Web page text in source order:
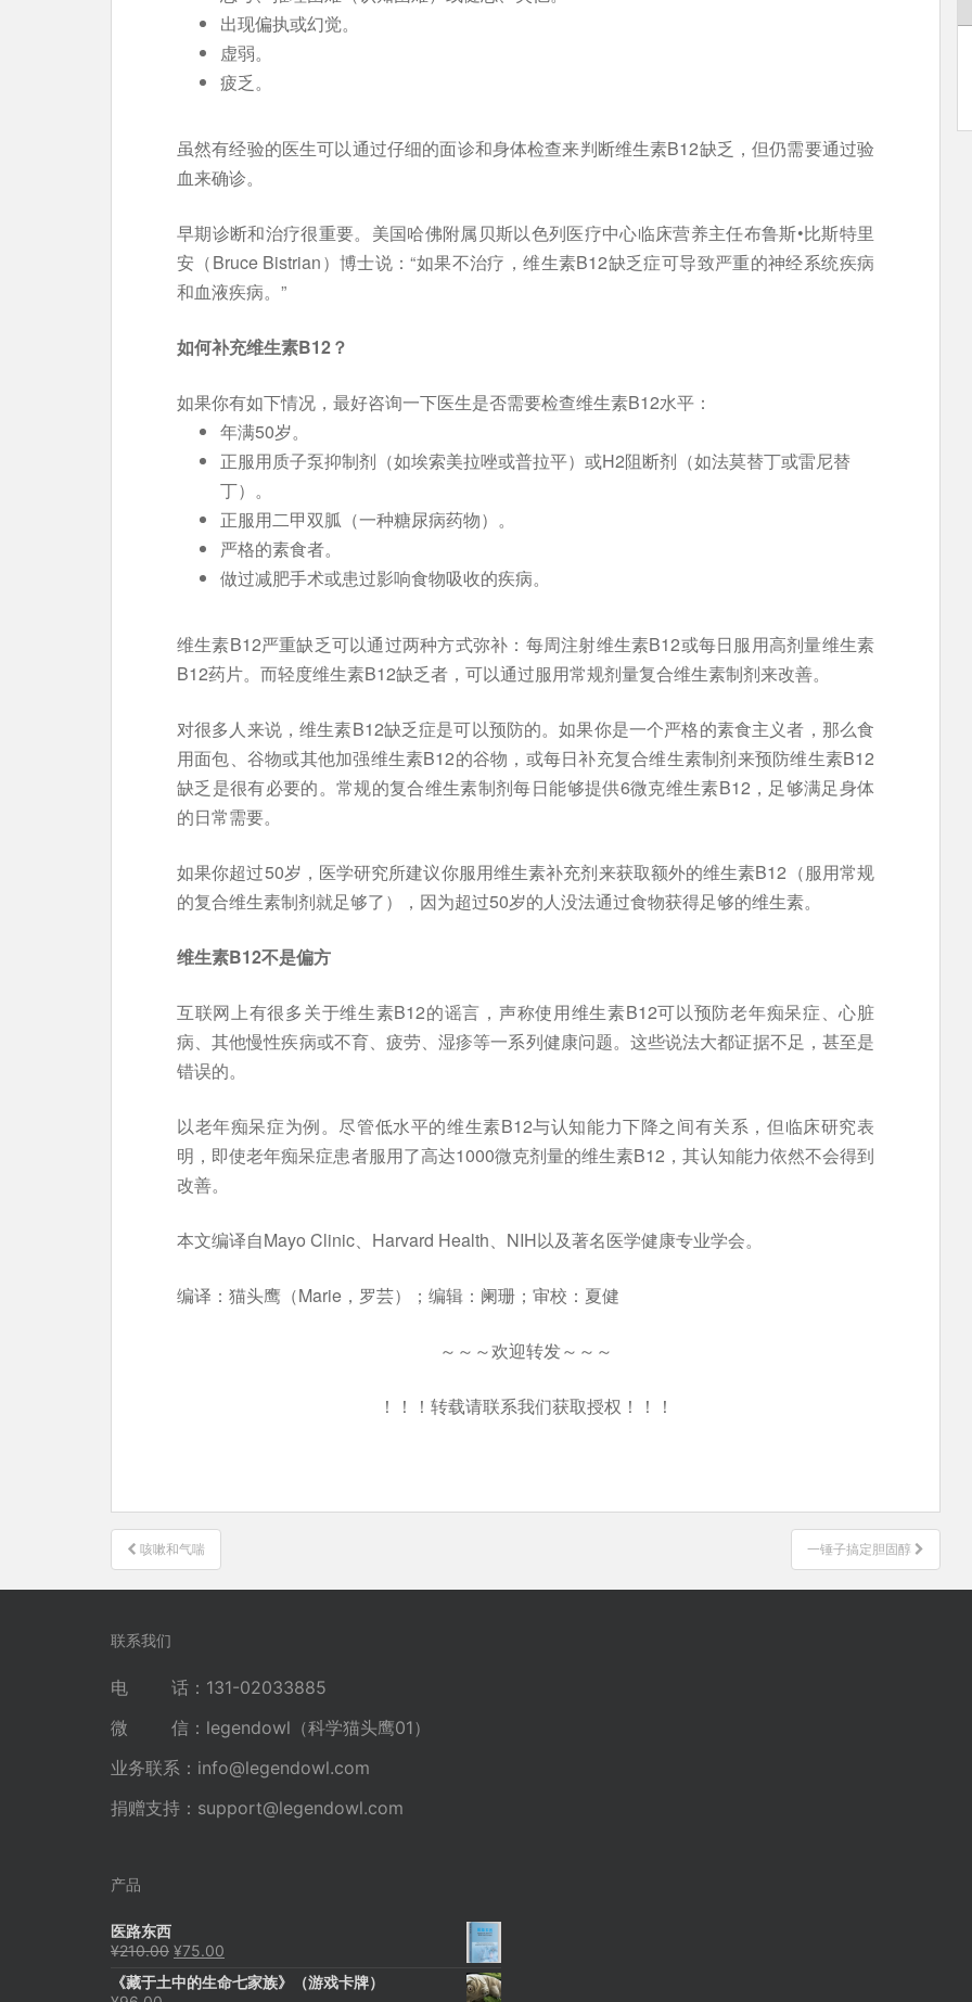
出现偏执或幻觉。
虚弱。
疲乏。
虽然有经验的医生可以通过仔细的面诊和身体检查来判断维生素B12缺乏，但仍需要通过验
血来确诊。
早期诊断和治疗很重要。美国哈佛附属贝斯以色列医疗中心临床营养主任布鲁斯•比斯特里
安（Bruce Bistrian）博士说：“如果不治疗，维生素B12缺乏症可导致严重的神经系统疾病
和血液疾病。”
如何补充维生素B12？
如果你有如下情况，最好咨询一下医生是否需要检查维生素B12水平：
年满50岁。
正服用质子泵抑制剂（如埃索美拉唑或普拉平）或H2阻断剂（如法莫替丁或雷尼替
丁）。
正服用二甲双胍（一种糖尿病药物）。
严格的素食者。
做过减肥手术或患过影响食物吸收的疾病。
维生素B12严重缺乏可以通过两种方式弥补：每周注射维生素B12或每日服用高剂量维生素
B12药片。而轻度维生素B12缺乏者，可以通过服用常规剂量复合维生素制剂来改善。
对很多人来说，维生素B12缺乏症是可以预防的。如果你是一个严格的素食主义者，那么食
用面包、谷物或其他加强维生素B12的谷物，或每日补充复合维生素制剂来预防维生素B12
缺乏是很有必要的。常规的复合维生素制剂每日能够提供6微克维生素B12，足够满足身体
的日常需要。
如果你超过50岁，医学研究所建议你服用维生素补充剂来获取额外的维生素B12（服用常规
的复合维生素制剂就足够了），因为超过50岁的人没法通过食物获得足够的维生素。
维生素B12不是偏方
互联网上有很多关于维生素B12的谣言，声称使用维生素B12可以预防老年痴呆症、心脏
病、其他慢性疾病或不育、疲劳、湿疹等一系列健康问题。这些说法大都证据不足，甚至是
错误的。
以老年痴呆症为例。尽管低水平的维生素B12与认知能力下降之间有关系，但临床研究表
明，即使老年痴呆症患者服用了高达1000微克剂量的维生素B12，其认知能力依然不会得到
改善。
本文编译自Mayo Clinic、Harvard Health、NIH以及著名医学健康专业学会。
编译：猫头鹰（Marie，罗芸）；编辑：阑珊；审校：夏健
～～～欢迎转发～～～
！！！转载请联系我们获取授权！！！
文
章
导
咳嗽和气喘 一锤子搞定胆固醇
联系我们
电 话：131-02033885
微 信：legendowl（科学猫头鹰01）
业务联系： info@legendowl.com
捐赠支持： support@legendowl.com
产品
医路东西
¥210.00 原
为：
¥75.00
价
《藏于土中的生命七家族》（游戏卡牌）